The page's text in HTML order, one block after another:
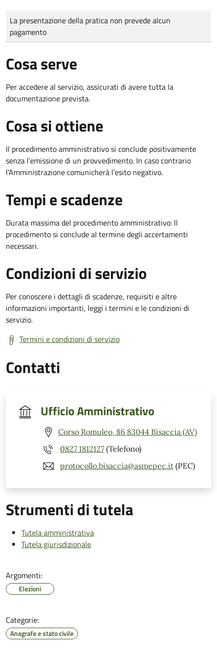
Tipo di pagamento
Importo
La presentazione della pratica non prevede alcun
pagamento
Cosa serve
Per accedere al servizio, assicurati di avere tutta la
documentazione prevista.
Cosa si ottiene
Il procedimento amministrativo si conclude positivamente
senza l’emissione di un provvedimento. In caso contrario
l’Amministrazione comunicherà l’esito negativo.
Tempi e scadenze
Durata massima del procedimento amministrativo: Il
procedimento si conclude al termine degli accertamenti
necessari.
Condizioni di servizio
Per conoscere i dettagli di scadenze, requisiti e altre
informazioni importanti, leggi i termini e le condizioni di
servizio.
Termini e condizioni di servizio
Contatti
Ufficio Amministrativo
Corso Romuleo, 86 83044 Bisaccia (AV)
0827 1812127 (Telefono)
protocollo.bisaccia@asmepec.it (PEC)
Strumenti di tutela
Tutela amministrativa
Tutela giurisdizionale
Argomenti:
Elezioni
Categorie:
Anagrafe e stato civile